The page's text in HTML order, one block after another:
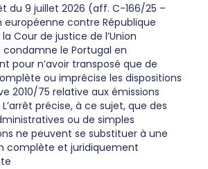
du 9 juillet 2026 (aff. C-166/25 –
européenne contre République
Cour de justice de l’Union
le Portugal en
pour n’avoir transposé que de
ou imprécise les dispositions
2010/75 relative aux émissions
précise, à ce sujet, que des
ou de simples
ne peuvent se substituer à une
complète et juridiquement